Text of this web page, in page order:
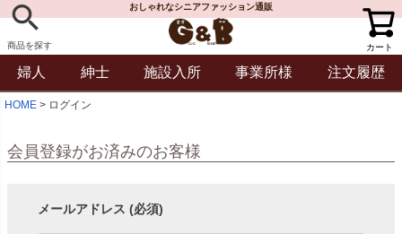
商品を探す
おしゃれなシニアファッション通販
カート
婦人 紳士 施設入所 事業所様 注文履歴
HOME ログイン
会員登録がお済みのお客様
メールアドレス (必須)